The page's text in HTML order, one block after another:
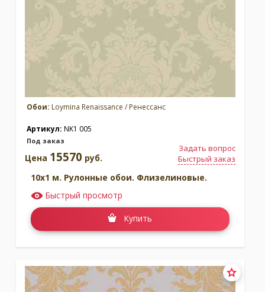
Обои: Loymina Renaissance / Ренессанс
Артикул: NK1 005
Под заказ
Задать вопрос
Быстрый заказ
Цена 15570 руб.
10x1 м. Рулонные обои. Флизелиновые.
Быстрый просмотр
Купить